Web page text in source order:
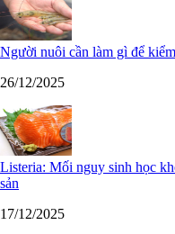
Người nuôi cần làm gì để
26/12/2025
Listeria: Mối nguy sinh học
sản
17/12/2025